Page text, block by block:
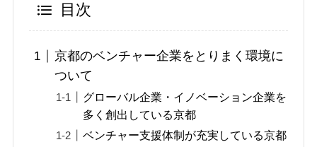
目次
京都のベンチャー企業をとりまく環境に
ついて
グローバル企業・イノベーション企業を
多く創出している京都
ベンチャー支援体制が充実している京都